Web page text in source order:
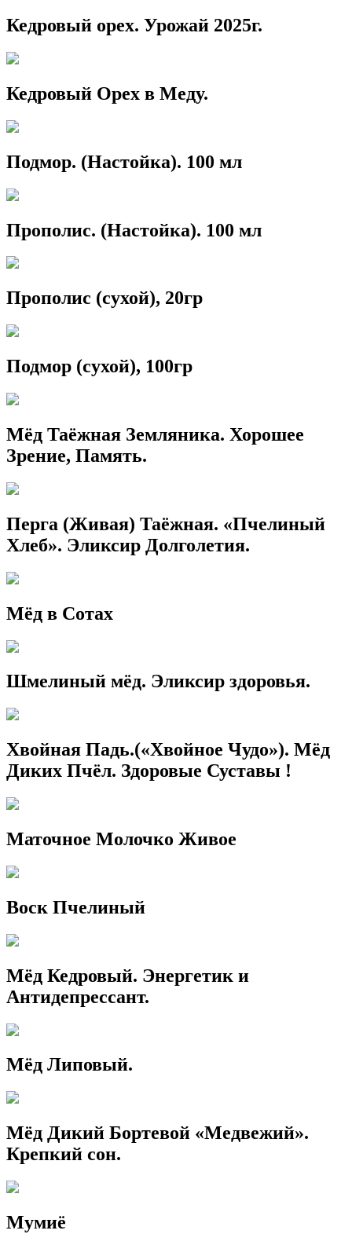
Кедровый орех. Урожай 2025г.
Кедровый Орех в Меду.
Подмор. (Настойка). 100 мл
Прополис. (Настойка). 100 мл
Прополис (сухой), 20гр
Подмор (сухой), 100гр
Мёд Таёжная Земляника. Хорошее
Зрение, Память.
Перга (Живая) Таёжная. «Пчелиный
Хлеб». Эликсир Долголетия.
Мёд в Сотах
Шмелиный мёд. Эликсир здоровья.
Хвойная Падь.(«Хвойное Чудо»). Мёд
Диких Пчёл. Здоровые Суставы !
Маточное Молочко Живое
Воск Пчелиный
Мёд Кедровый. Энергетик и
Антидепрессант.
Мёд Липовый.
Мёд Дикий Бортевой «Медвежий».
Крепкий сон.
Мумиё